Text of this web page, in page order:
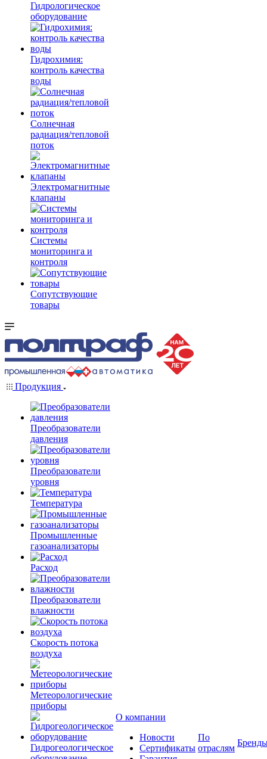
Гидрологическое
оборудование
Гидрохимия:
контроль качества
воды
Солнечная
радиация/тепловой
поток
Электромагнитные
клапаны
Системы
мониторинга и
контроля
Сопутствующие
товары
Продукция
Преобразователи
давления
Преобразователи
уровня
Температура
Промышленные
газоанализаторы
Расход
Преобразователи
влажности
Скорость потока
воздуха
Метеорологические
приборы
Гидрогеологическое
О компании
Новости
Сертификаты
По
отраслям